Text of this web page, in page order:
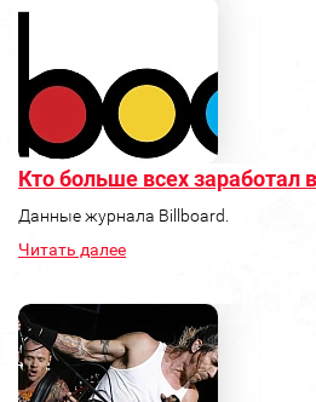
Кто больше всех заработал
Данные журнала Billboard.
Читать далее